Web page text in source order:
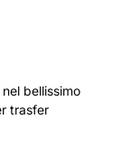
bellissimo
trasfer